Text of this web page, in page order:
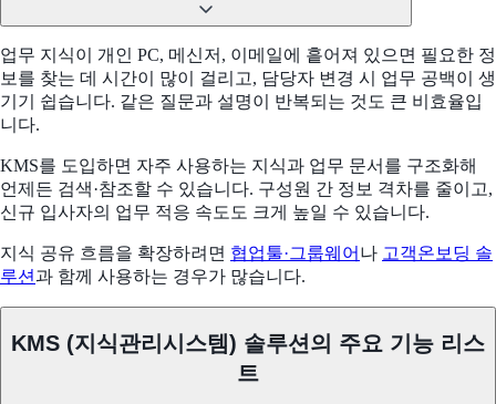
업무 지식이 개인 PC, 메신저, 이메일에 흩어져 있으면 필요한 정
보를 찾는 데 시간이 많이 걸리고, 담당자 변경 시 업무 공백이 생
기기 쉽습니다. 같은 질문과 설명이 반복되는 것도 큰 비효율입
니다.
KMS를 도입하면 자주 사용하는 지식과 업무 문서를 구조화해
언제든 검색·참조할 수 있습니다. 구성원 간 정보 격차를 줄이고,
신규 입사자의 업무 적응 속도도 크게 높일 수 있습니다.
지식 공유 흐름을 확장하려면 협업툴·그룹웨어 나 고객온보딩 솔
루션 과 함께 사용하는 경우가 많습니다.
KMS (지식관리시스템) 솔루션의 주요 기능 리스
트